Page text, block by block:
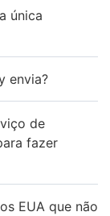
única
envia?
de
fazer
EUA que não